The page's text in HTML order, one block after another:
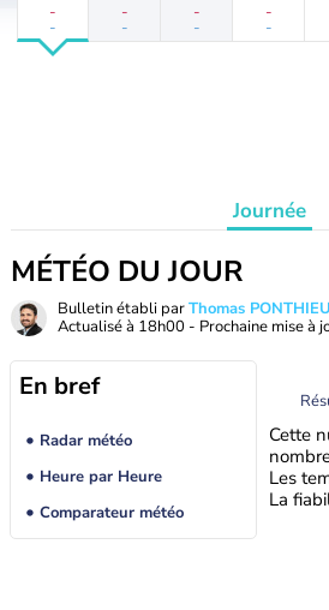
-
-
-
-
-
-
-
-
Journée
MÉTÉO DU JOUR
Bulletin établi parThomas PONTHIEU
Actualisé à 18h00 - Prochaine mise à
En bref
Radar météo
Heure par Heure
Comparateur météo
Cette
Les
La